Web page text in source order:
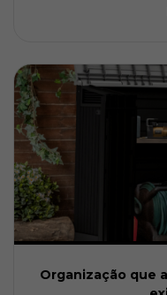
Organização que